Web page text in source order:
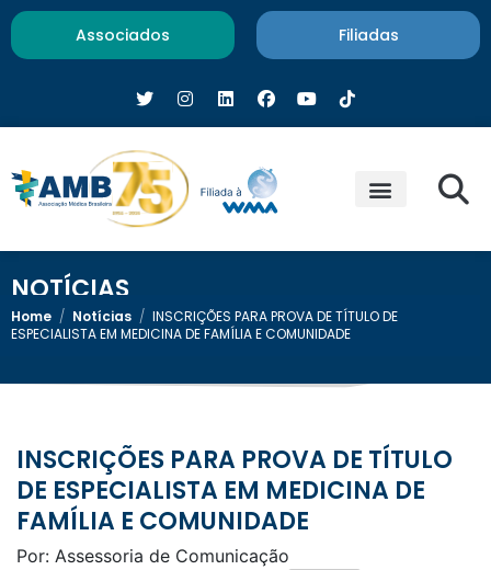
Associados Filiadas
NOTÍCIAS
Home / Notícias / INSCRIÇÕES PARA PROVA DE TÍTULO DE
ESPECIALISTA EM MEDICINA DE FAMÍLIA E COMUNIDADE
INSCRIÇÕES PARA PROVA DE TÍTULO
DE ESPECIALISTA EM MEDICINA DE
FAMÍLIA E COMUNIDADE
Por: Assessoria de Comunicação